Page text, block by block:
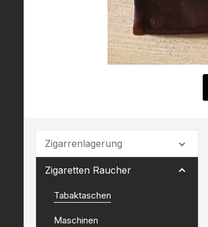
Zigarrenlagerung
Zigaretten Raucher
Tabaktaschen
Maschinen